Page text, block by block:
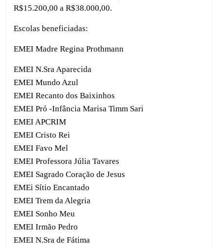
R$15.200,00 a R$38.000,00.
Escolas beneficiadas:
EMEI Madre Regina Prothmann
EMEI N.Sra Aparecida
EMEI Mundo Azul
EMEI Recanto dos Baixinhos
EMEI Pró -Infância Marisa Timm Sari
EMEI APCRIM
EMEI Cristo Rei
EMEI Favo Mel
EMEI Professora Júlia Tavares
EMEI Sagrado Coração de Jesus
EMEi Sítio Encantado
EMEI Trem da Alegria
EMEI Sonho Meu
EMEI Irmão Pedro
EMEI N.Sra de Fátima